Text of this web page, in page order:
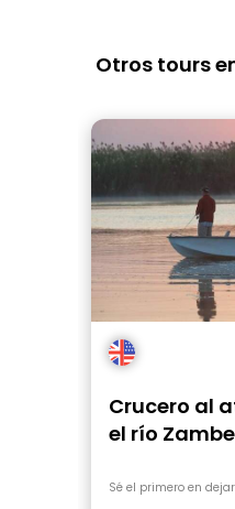
Otros tours
Crucero al
el río
Sé el primero en